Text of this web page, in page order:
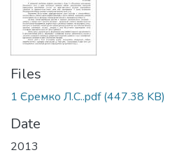
Files
1 Єремко Л.С..pdf(447.38 KB)
Date
2013